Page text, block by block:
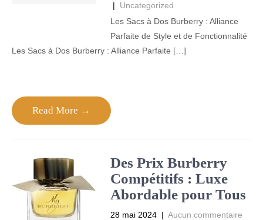
| Uncategorized
Les Sacs à Dos Burberry : Alliance
Parfaite de Style et de Fonctionnalité
Les Sacs à Dos Burberry : Alliance Parfaite […]
Read More →
Des Prix Burberry
Compétitifs : Luxe
Abordable pour Tous
28 mai 2024 | Aucun commentaire